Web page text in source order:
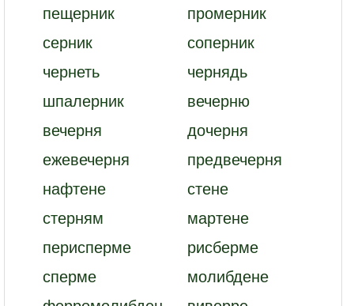
пещерник
промерник
серник
соперник
чернеть
чернядь
шпалерник
вечерню
вечерня
дочерня
ежевечерня
предвечерня
нафтене
стене
стерням
мартене
перисперме
рисберме
сперме
молибдене